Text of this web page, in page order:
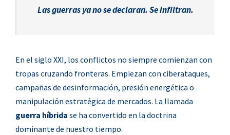
Las guerras ya no se declaran.Se infiltran.
En el siglo XXI, los conflictos no siempre comienzan con
tropas cruzando fronteras. Empiezan con ciberataques,
campañas de desinformación, presión energética o
manipulación estratégica de mercados. La llamada
guerra híbrida se ha convertido en la doctrina
dominante de nuestro tiempo.